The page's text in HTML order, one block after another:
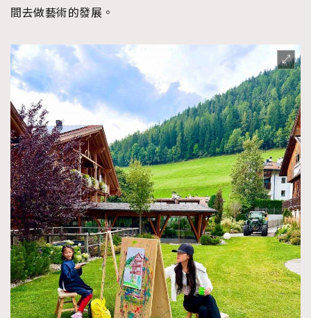
間去做藝術的發展。